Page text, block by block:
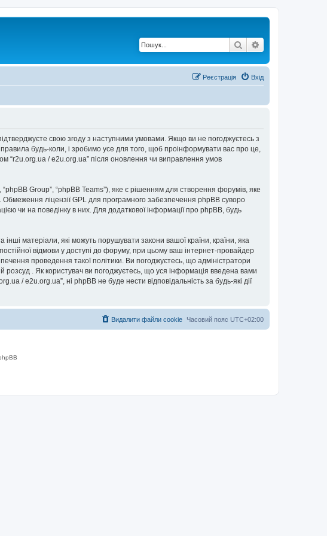
Пошук
Вхід
Реєстрація
свою згоду з наступними умовами. Якщо ви не погоджуєтесь з
будь-коли, і зробимо усе для того, щоб проінформувати вас про це,
“r2u.org.ua / e2u.org.ua” після оновлення чи виправлення умов
Group”, “phpBB Teams”), яке є рішенням для створення форумів, яке
. Обмеження ліцензії GPL для програмного забезпечення phpBB суворо
чи на поведінку в них. Для додаткової інформації про phpBB, будь
матеріали, які можуть порушувати закони вашої країни, країни, яка
відмови у доступі до форуму, при цьому ваш інтернет-провайдер
проведення такої політики. Ви погоджуєтесь, що адміністратори
розсуд . Як користувач ви погоджуєтесь, що уся інформація введена вами
/ e2u.org.ua”, ні phpBB не буде нести відповідальність за будь-які дії
Часовий пояс UTC+02:00
Видалити файли cookie